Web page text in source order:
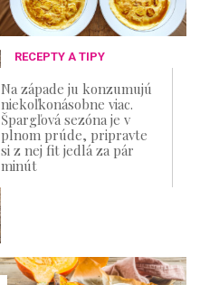
RECEPTY A TIPY
Na západe ju konzumujú
niekoľkonásobne viac.
Špargľová sezóna je v
plnom prúde, pripravte
si z nej fit jedlá za pár
minút